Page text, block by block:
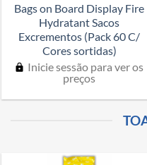
Bags on Board Display Fire
Hydratant Sacos
Excrementos (Pack 60 C/
Cores sortidas)
Inicie sessão para ver os
preços